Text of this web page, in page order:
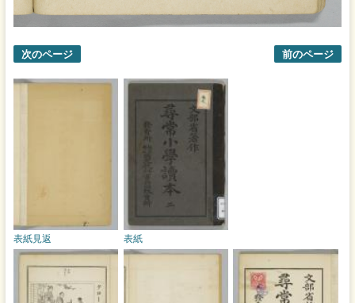
次のページ 前のページ
表紙
表紙見返